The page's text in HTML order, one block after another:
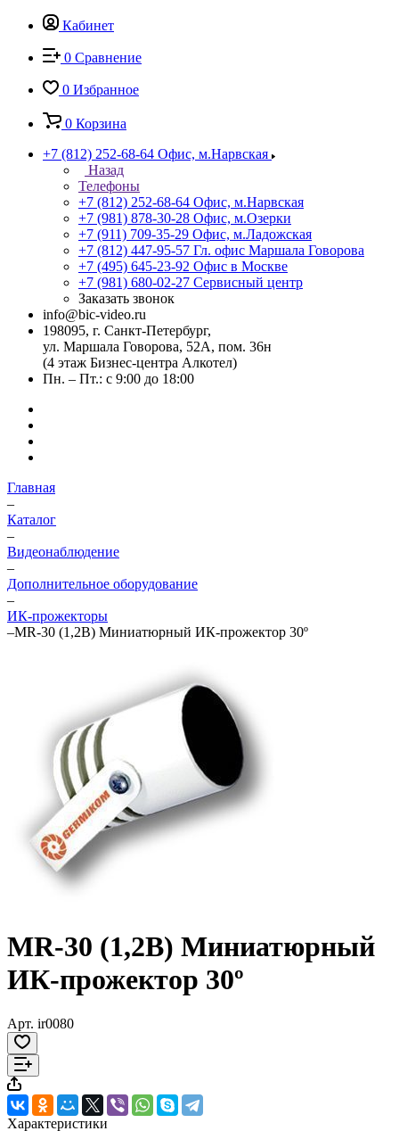
Кабинет
0 Сравнение
0 Избранное
0 Корзина
+7 (812) 252-68-64 Офис, м.Нарвская
Назад
Телефоны
+7 (812) 252-68-64 Офис, м.Нарвская
+7 (981) 878-30-28 Офис, м.Озерки
+7 (911) 709-35-29 Офис, м.Ладожская
+7 (812) 447-95-57 Гл. офис Маршала Говорова
+7 (495) 645-23-92 Офис в Москве
+7 (981) 680-02-27 Сервисный центр
Заказать звонок
info@bic-video.ru
198095, г. Санкт-Петербург,
ул. Маршала Говорова, 52А, пом. 36н
(4 этаж Бизнес-центра Алкотел)
Пн. – Пт.: с 9:00 до 18:00
Главная
–
Каталог
–
Видеонаблюдение
–
Дополнительное оборудование
–
ИК-прожекторы
–MR-30 (1,2В) Миниатюрный ИК-прожектор 30º
MR-30 (1,2В) Миниатюрный
ИК-прожектор 30º
Арт. ir0080
Характеристики